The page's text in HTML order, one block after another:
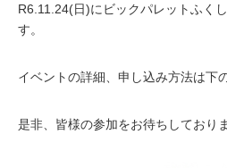
R6.11.24(日)にビックパレットふく
す。
イベントの詳細、申し込み方法は下
是非、皆様の参加をお待ちしておりま